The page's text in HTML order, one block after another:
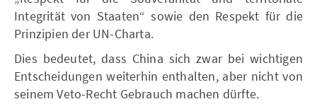
Integrität von Staaten“ sowie den Respekt für die
Prinzipien der UN-Charta.
Dies bedeutet, dass China sich zwar bei wichtigen
Entscheidungen weiterhin enthalten, aber nicht von
seinem Veto-Recht Gebrauch machen dürfte.